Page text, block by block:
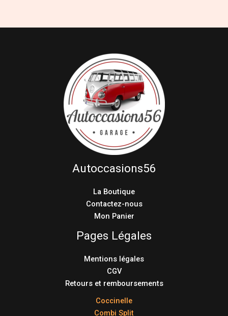
Autoccasions56
La Boutique
Contactez-nous
Mon Panier
Pages Légales
Mentions légales
CGV
Retours et remboursements
Coccinelle
Combi Split